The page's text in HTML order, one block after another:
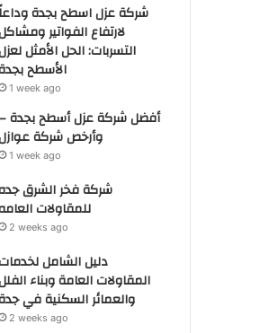
شركة عزل اسطح بجدة وداعاً
لارتفاع الفواتير
التسربات: الحل الأمثل
الأسطح
1 week ago
أفضل شركة عزل أسطح بجدة –
وأرخص شركة
1 week ago
شركة فخر الشرق
للمقاولات
2 weeks ago
دليل الشامل
المقاولات العامة وبناء
والعمائر السكنية في
2 weeks ago